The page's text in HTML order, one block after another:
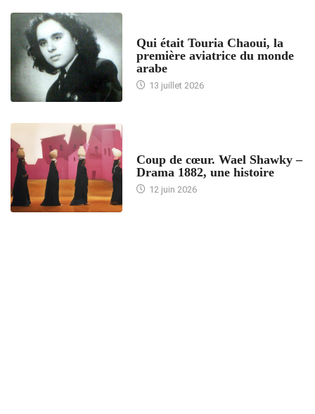
Qui était Touria Chaoui, la
première aviatrice du monde
arabe
13 juillet 2026
Coup de cœur. Wael Shawky –
Drama 1882, une histoire
12 juin 2026